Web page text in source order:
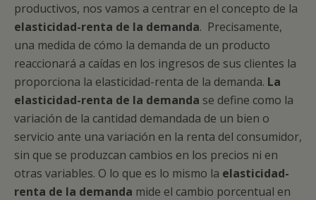
productivos, nos vamos a centrar en el concepto de la
elasticidad-renta de la demanda. Precisamente,
una medida de cómo la demanda de un producto
reaccionará a caídas en los ingresos de sus clientes la
proporciona la elasticidad-renta de la demanda. La
elasticidad-renta de la demanda se define como la
variación de la cantidad demandada de un bien o
servicio ante una variación en la renta del consumidor,
sin que se produzcan cambios en los precios ni en
otras variables. O lo que es lo mismo la elasticidad-
renta de la demanda mide el cambio porcentual en